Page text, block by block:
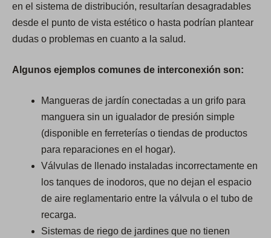
en el sistema de distribución, resultarían desagradables
desde el punto de vista estético o hasta podrían plantear
dudas o problemas en cuanto a la salud.
Algunos ejemplos comunes de interconexión son:
Mangueras de jardín conectadas a un grifo para
manguera sin un igualador de presión simple
(disponible en ferreterías o tiendas de productos
para reparaciones en el hogar).
Válvulas de llenado instaladas incorrectamente en
los tanques de inodoros, que no dejan el espacio
de aire reglamentario entre la válvula o el tubo de
recarga.
Sistemas de riego de jardines que no tienen